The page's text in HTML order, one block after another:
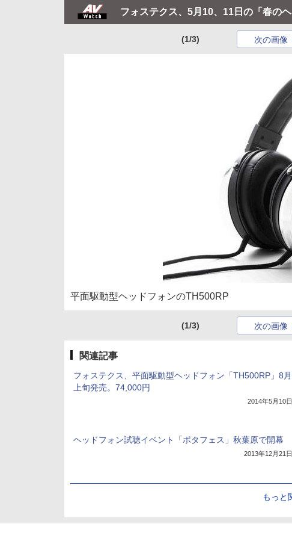
フォステクス、5月10、11日の「春の
(1/3) 次の画像
平面駆動型ヘッドフォンのTH500RP
(1/3) 次の画像
関連記事
フォステクス、平面駆動型ヘッドフォン「TH500RP」8月
上旬発売。74,000円
2014年5月10日
ヘッドフォン試聴イベント「ポタフェス」秋葉原で開幕
2013年12月21日
もっと